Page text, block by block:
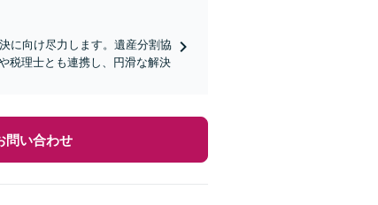
に向け尽力します。遺産分割協
税理士とも連携し、円滑な解決
問い合わせ